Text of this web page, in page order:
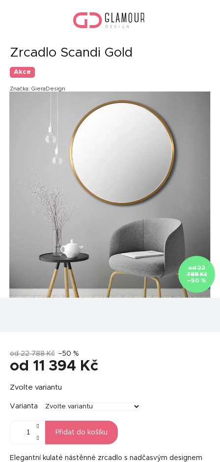
Zrcadlo Scandi Gold
Akce
Značka: GieraDesign
od 22
788 Kč
–50 %
od 22 788 Kč –50 %
od 11 394 Kč
cena:
Zvolte variantu
Varianta
Přidat do košíku
Elegantní kulaté nástěnné zrcadlo s nadčasvým designem